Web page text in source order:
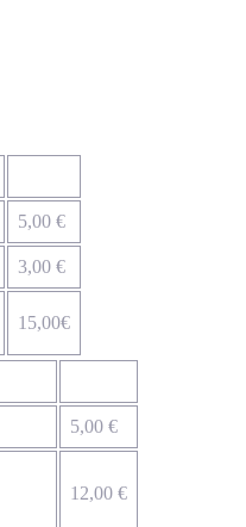
5,00 €
3,00 €
15,00€
5,00 €
12,00 €